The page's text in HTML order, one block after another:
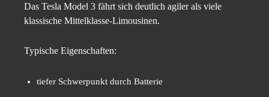
Das Tesla Model 3 fährt sich deutlich agiler als viele
klassische Mittelklasse-Limousinen.
Typische Eigenschaften:
tiefer Schwerpunkt durch Batterie